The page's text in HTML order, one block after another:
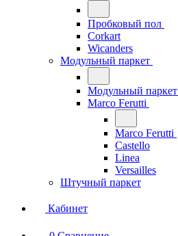
Пробковый пол
Corkart
Wicanders
Модульный паркет
Модульный паркет
Marco Ferutti
Marco Ferutti
Castello
Linea
Versailles
Штучный паркет
Кабинет